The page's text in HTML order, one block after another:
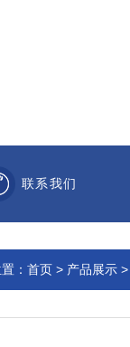
联系我们
： 首页 > 产品展示 >